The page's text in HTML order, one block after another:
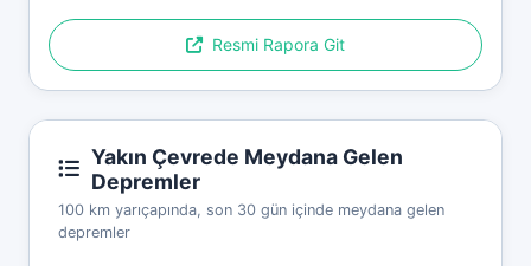
Resmi Rapora Git
Yakın Çevrede Meydana Gelen
Depremler
100 km yarıçapında, son 30 gün içinde meydana gelen
depremler